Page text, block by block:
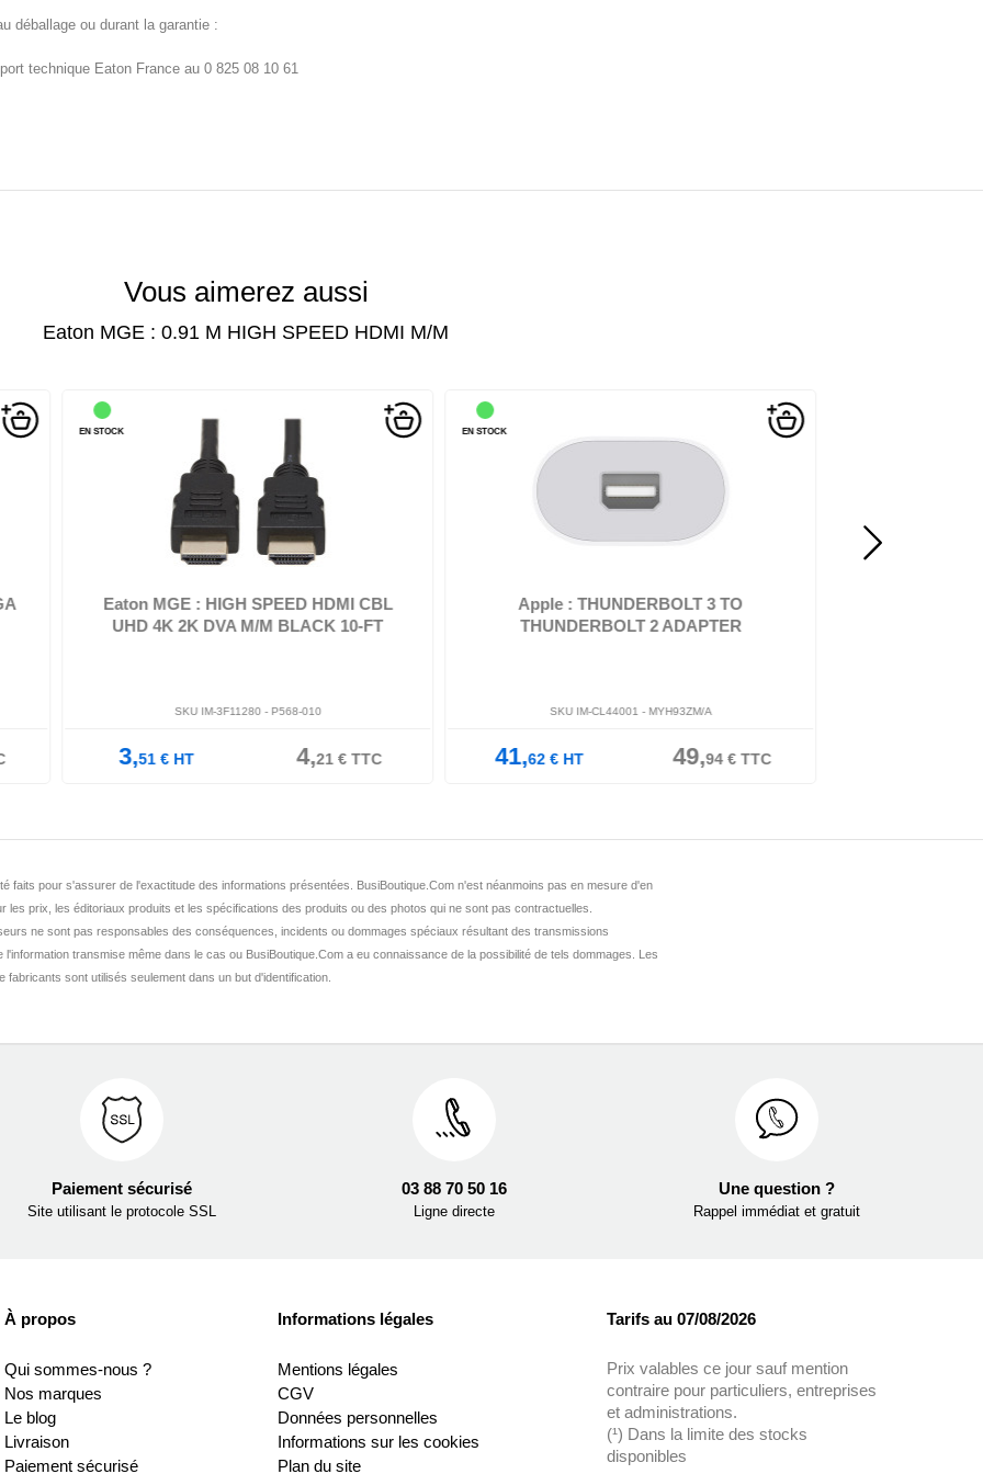
déballage ou durant la garantie :
technique Eaton France au 0 825 08 10 61
Vous aimerez aussi
Eaton MGE : 0.91 M HIGH SPEED HDMI M/M
Eaton MGE : HIGH SPEED HDMI CBL
UHD 4K 2K DVA M/M BLACK 10-FT
SKU IM-3F11280 - P568-010
3,51€HT 4,21€TTC
EN STOCK
Eaton Tripp Lite Series High-Speed HDMI Cable, Digital
Video with Audio, UHD 4K ...
Apple : THUNDERBOLT 3 TO
THUNDERBOLT 2 ADAPTER
SKU IM-CL44001 - MYH93ZM/A
41,62€HT 49,94€TTC
EN STOCK
Apple Thunderbolt 3 (USB-C) to Thunderbolt 2 - Adaptateur
vidéo - USB-C (M) pou...
DLH DY-TU4696B -
faits pour s'assurer de l'exactitude des informations présentées. BusiBoutique.Com n'est néanmoins pas en mesure d'en
les prix, les éditoriaux produits et les spécifications des produits ou des photos qui ne sont pas contractuelles.
ne sont pas responsables des conséquences, incidents ou dommages spéciaux résultant des transmissions
l'information transmise même dans le cas ou BusiBoutique.Com a eu connaissance de la possibilité de tels dommages. Les
fabricants sont utilisés seulement dans un but d'identification.
Paiement sécurisé
Site utilisant le protocole SSL
03 88 70 50 16
Ligne directe
Une question ?
Rappel immédiat et gratuit
À propos
Qui sommes-nous ?
Nos marques
Le blog
Livraison
Paiement sécurisé
Informations légales
Mentions légales
CGV
Données personnelles
Informations sur les cookies
Plan du site
Tarifs au 07/08/2026
Prix valables ce jour sauf mention
contraire pour particuliers, entreprises
et administrations.
(¹) Dans la limite des stocks
disponibles